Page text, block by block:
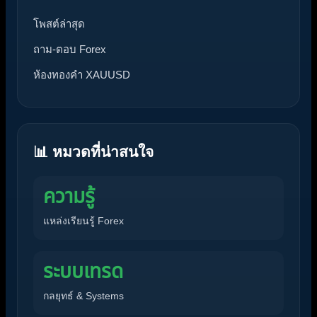
โพสต์ล่าสุด
ถาม-ตอบ Forex
ห้องทองคำ XAUUSD
📊 หมวดที่น่าสนใจ
ความรู้
แหล่งเรียนรู้ Forex
ระบบเทรด
กลยุทธ์ & Systems